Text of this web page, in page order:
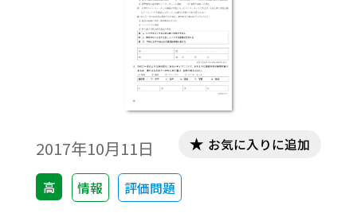
2017年10月11日
高 情報 評価問題
お気に入りに追加